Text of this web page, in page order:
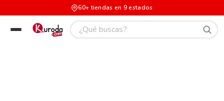
60+ tiendas en 9 estados